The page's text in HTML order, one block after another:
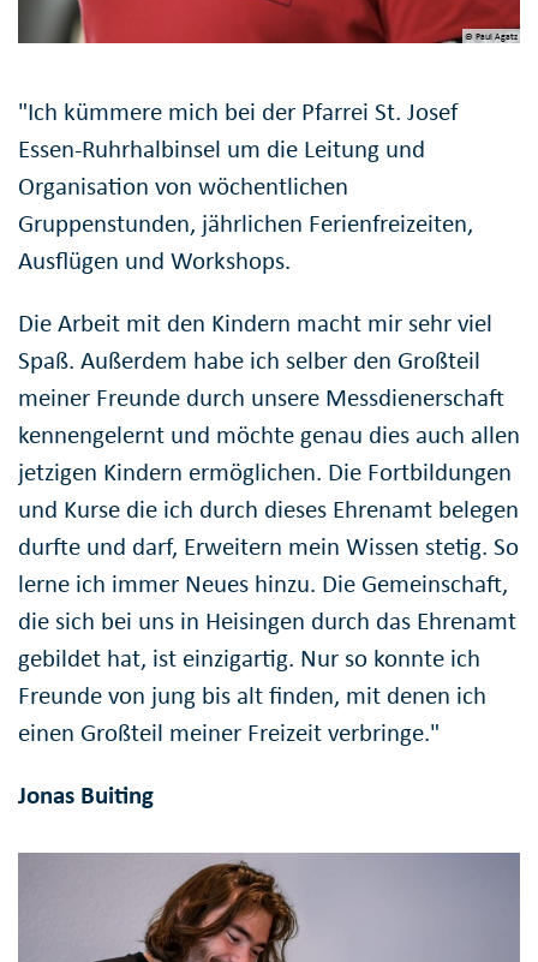
© Paul Agatz
"Ich kümmere mich bei der Pfarrei St. Josef
Essen-Ruhrhalbinsel um die Leitung und
Organisation von wöchentlichen
Gruppenstunden, jährlichen Ferienfreizeiten,
Ausflügen und Workshops.
Die Arbeit mit den Kindern macht mir sehr viel
Spaß. Außerdem habe ich selber den Großteil
meiner Freunde durch unsere Messdienerschaft
kennengelernt und möchte genau dies auch allen
jetzigen Kindern ermöglichen. Die Fortbildungen
und Kurse die ich durch dieses Ehrenamt belegen
durfte und darf, Erweitern mein Wissen stetig. So
lerne ich immer Neues hinzu. Die Gemeinschaft,
die sich bei uns in Heisingen durch das Ehrenamt
gebildet hat, ist einzigartig. Nur so konnte ich
Freunde von jung bis alt finden, mit denen ich
einen Großteil meiner Freizeit verbringe."
Jonas Buiting